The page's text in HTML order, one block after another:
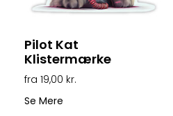
Pilot Kat
Klistermærke
19,00 kr.
Se Mere